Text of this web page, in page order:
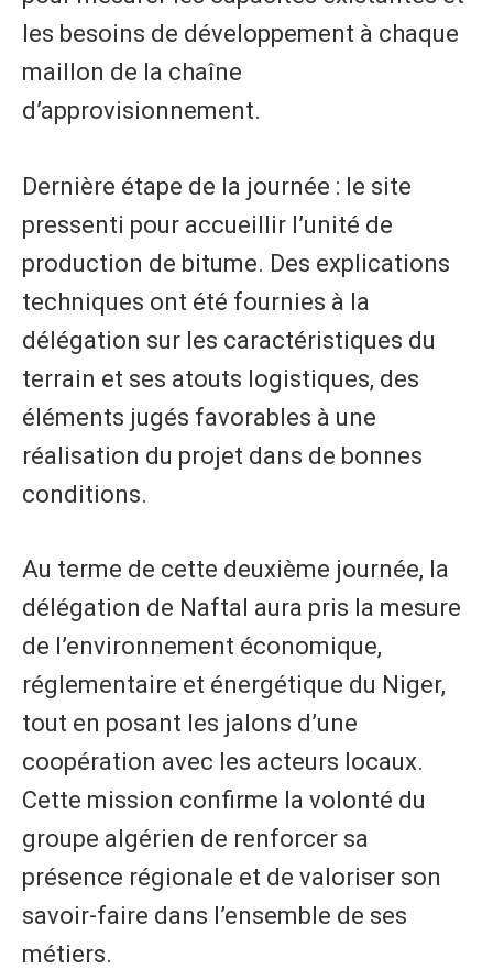
les besoins de développement à chaque
maillon de la chaîne
d’approvisionnement.
Dernière étape de la journée : le site
pressenti pour accueillir l’unité de
production de bitume. Des explications
techniques ont été fournies à la
délégation sur les caractéristiques du
terrain et ses atouts logistiques, des
éléments jugés favorables à une
réalisation du projet dans de bonnes
conditions.
Au terme de cette deuxième journée, la
délégation de Naftal aura pris la mesure
de l’environnement économique,
réglementaire et énergétique du Niger,
tout en posant les jalons d’une
coopération avec les acteurs locaux.
Cette mission confirme la volonté du
groupe algérien de renforcer sa
présence régionale et de valoriser son
savoir-faire dans l’ensemble de ses
métiers.